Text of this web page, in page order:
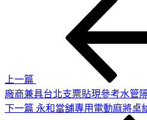
上一篇
廠商兼具台北支票貼現參考水管
下
下一篇 永和當舖專用電動麻將桌